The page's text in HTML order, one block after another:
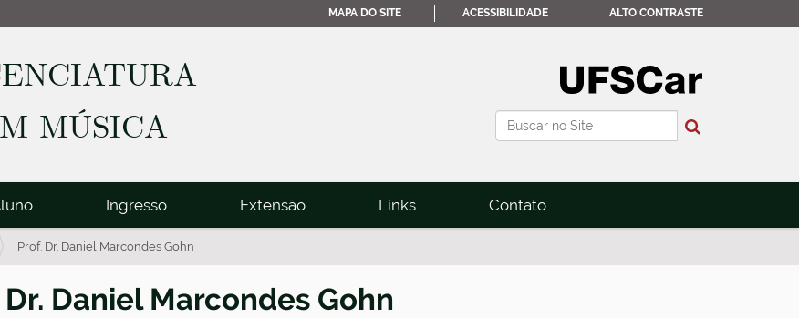
MÚSICA
Busca
MAPA DO SITE ACESSIBILIDADE ALTO CONTRASTE
Ingresso Extensão Links Contato
Prof. Dr. Daniel Marcondes Gohn
Dr. Daniel Marcondes Gohn